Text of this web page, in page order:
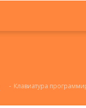
- Клавиатура